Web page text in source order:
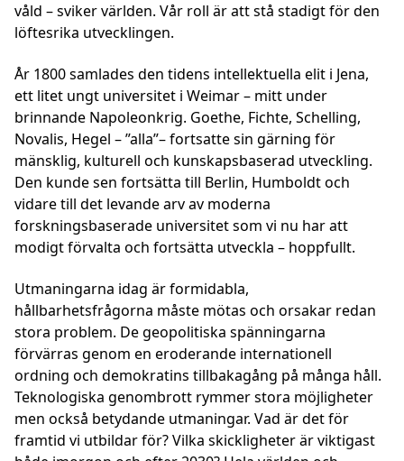
våld – sviker världen. Vår roll är att stå stadigt för den
löftesrika utvecklingen.
År 1800 samlades den tidens intellektuella elit i Jena,
ett litet ungt universitet i Weimar – mitt under
brinnande Napoleonkrig. Goethe, Fichte, Schelling,
Novalis, Hegel – ”alla”– fortsatte sin gärning för
mänsklig, kulturell och kunskapsbaserad utveckling.
Den kunde sen fortsätta till Berlin, Humboldt och
vidare till det levande arv av moderna
forskningsbaserade universitet som vi nu har att
modigt förvalta och fortsätta utveckla – hoppfullt.
Utmaningarna idag är formidabla,
hållbarhetsfrågorna måste mötas och orsakar redan
stora problem. De geopolitiska spänningarna
förvärras genom en eroderande internationell
ordning och demokratins tillbakagång på många håll.
Teknologiska genombrott rymmer stora möjligheter
men också betydande utmaningar. Vad är det för
framtid vi utbildar för? Vilka skickligheter är viktigast